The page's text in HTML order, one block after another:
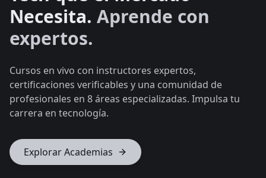
Necesita. Aprende con
expertos.
Cursos en vivo con instructores expertos,
certificaciones verificables y una comunidad de
profesionales en 8 áreas especializadas. Impulsa tu
carrera en tecnología.
Explorar Academias